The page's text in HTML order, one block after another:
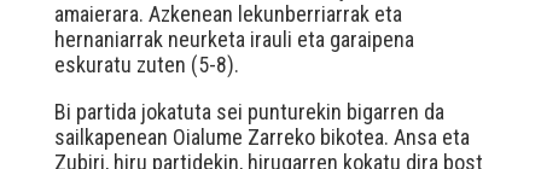
amaierara. Azkenean lekunberriarrak eta
hernaniarrak neurketa irauli eta garaipena
eskuratu zuten (5-8).
Bi partida jokatuta sei punturekin bigarren da
sailkapenean Oialume Zarreko bikotea. Ansa eta
Zubiri, hiru partidekin, hirugarren kokatu dira bost